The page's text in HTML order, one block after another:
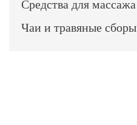
Средства для массажа
Чаи и травяные сборы